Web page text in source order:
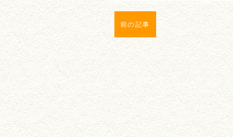
前の記事